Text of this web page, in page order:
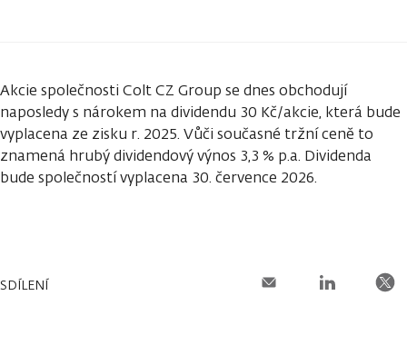
Akcie společnosti Colt CZ Group se dnes obchodují
naposledy s nárokem na dividendu 30 Kč/akcie, která bude
vyplacena ze zisku r. 2025. Vůči současné tržní ceně to
znamená hrubý dividendový výnos 3,3 % p.a. Dividenda
bude společností vyplacena 30. července 2026.
SDÍLENÍ